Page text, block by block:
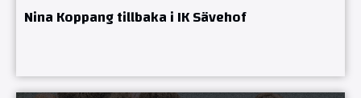
Nina Koppang tillbaka i IK Sävehof